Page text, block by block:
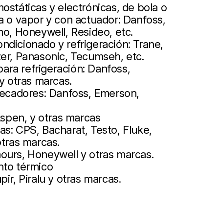
y electrónicas, de bola o
o vapor y con actuador: Danfoss,
Honeywell, Resideo, etc.
y refrigeración: Trane,
Panasonic, Tecumseh, etc.
refrigeración: Danfoss,
otras marcas.
Danfoss, Emerson,
y otras marcas
CPS, Bacharat, Testo, Fluke,
marcas.
Honeywell y otras marcas.
térmico
Piralu y otras marcas.